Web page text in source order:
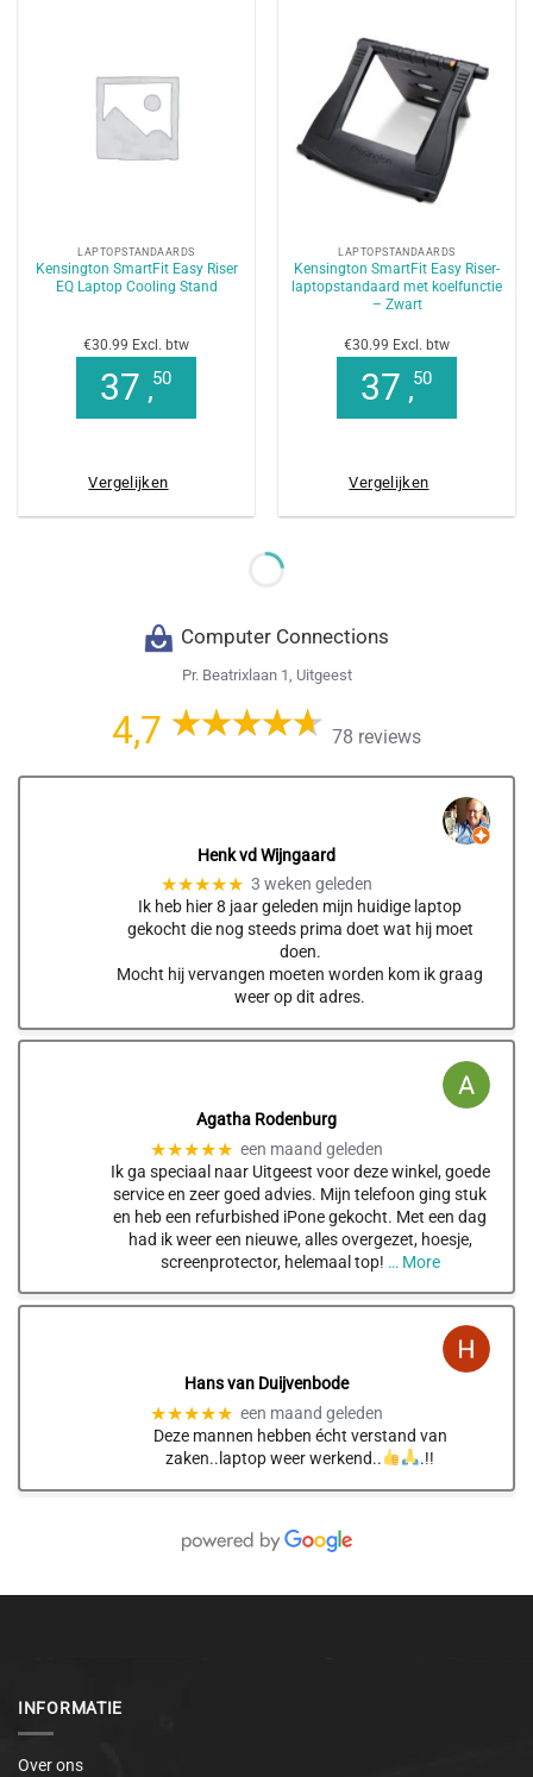
LAPTOPSTANDAARDS
Kensington SmartFit Easy Riser
EQ Laptop Cooling Stand
€30.99 Excl. btw
37 ,50
Vergelijken
LAPTOPSTANDAARDS
Kensington SmartFit Easy Riser-
laptopstandaard met koelfunctie
– Zwart
€30.99 Excl. btw
37 ,50
Vergelijken
Computer Connections
Pr. Beatrixlaan 1, Uitgeest
4,7 78 reviews
Henk vd Wijngaard
★★★★★ 3 weken geleden
Ik heb hier 8 jaar geleden mijn huidige laptop
gekocht die nog steeds prima doet wat hij moet
doen.
Mocht hij vervangen moeten worden kom ik graag
weer op dit adres.
Agatha Rodenburg
★★★★★ een maand geleden
Ik ga speciaal naar Uitgeest voor deze winkel, goede
service en zeer goed advies. Mijn telefoon ging stuk
en heb een refurbished iPone gekocht. Met een dag
had ik weer een nieuwe, alles overgezet, hoesje,
screenprotector, helemaal top! … More
Hans van Duijvenbode
★★★★★ een maand geleden
Deze mannen hebben écht verstand van
zaken..laptop weer werkend..
.!!
INFORMATIE
Over ons